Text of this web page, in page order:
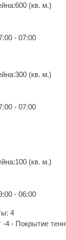
(кв. м.)
- 07:00
(кв. м.)
- 07:00
(кв. м.)
- 06:00
4
-4 - Покрытие